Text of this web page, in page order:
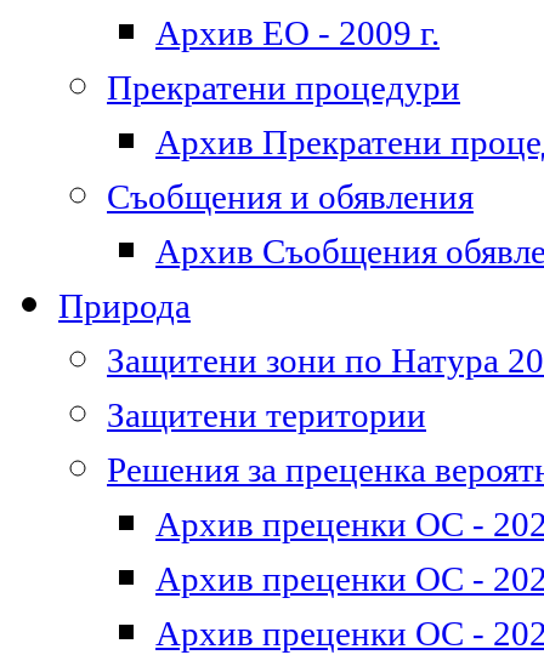
Архив ЕО - 2009 г.
Прекратени процедури
Архив Прекратени
Съобщения и обявления
Архив Съобщения
Природа
Защитени зони по Натура
Защитени територии
Решения за преценка
Архив преценки ОС -
Архив преценки ОС -
Архив преценки ОС -